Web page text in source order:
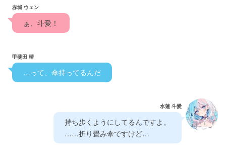
赤城 ウェン
ぁ、斗愛！
甲斐田 晴
…って、傘持ってるんだ
水蓮 斗愛
持ち歩くようにしてるんですよ。
……折り畳み傘ですけど…